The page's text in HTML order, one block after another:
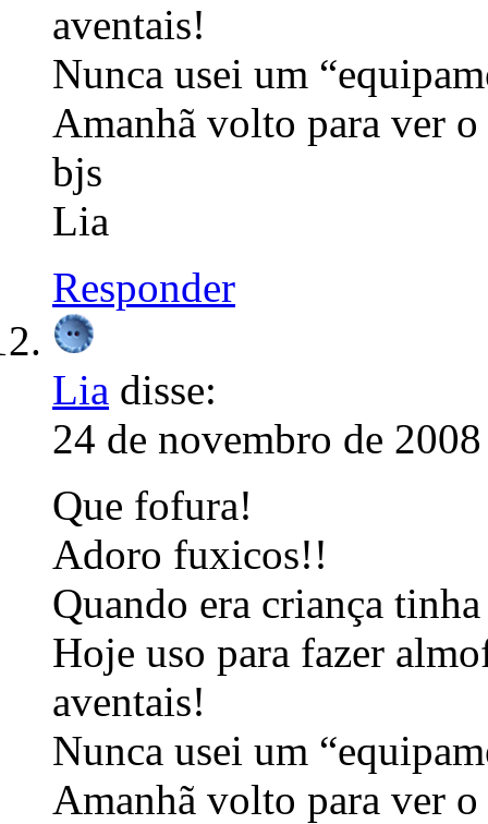
aventais!
Nunca usei um
Amanhã volto para ver o
bjs
Lia
Responder
Lia disse:
24 de novembro de
Que fofura!
Adoro fuxicos!!
Quando era criança
Hoje uso para fazer
aventais!
Nunca usei um
Amanhã volto para ver o